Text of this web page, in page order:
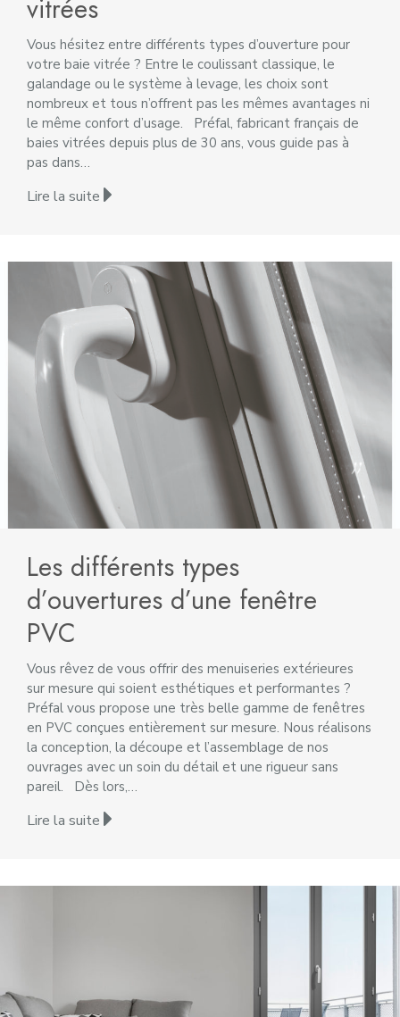
vitrées
Vous hésitez entre différents types d’ouverture pour
votre baie vitrée ? Entre le coulissant classique, le
galandage ou le système à levage, les choix sont
nombreux et tous n’offrent pas les mêmes avantages ni
le même confort d’usage. Préfal, fabricant français de
baies vitrées depuis plus de 30 ans, vous guide pas à
pas dans…
Lire la suite
Les différents types
d’ouvertures d’une fenêtre
PVC
Vous rêvez de vous offrir des menuiseries extérieures
sur mesure qui soient esthétiques et performantes ?
Préfal vous propose une très belle gamme de fenêtres
en PVC conçues entièrement sur mesure. Nous réalisons
la conception, la découpe et l’assemblage de nos
ouvrages avec un soin du détail et une rigueur sans
pareil. Dès lors,…
Lire la suite